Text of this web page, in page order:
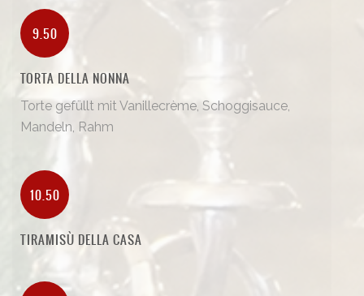
9.50
TORTA DELLA NONNA
Torte gefüllt mit Vanillecrème, Schoggisauce,
Mandeln, Rahm
10.50
TIRAMISÙ DELLA CASA